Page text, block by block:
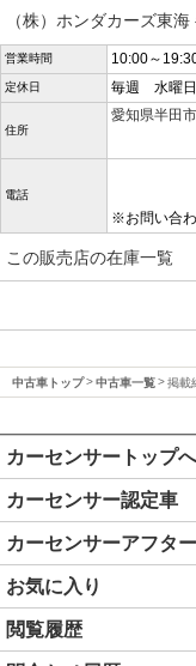
（株）ホンダカーズ東
営業時間 10:00～
定休日 毎週 水曜日
住所
愛知県半田
電話
※お問い合
この販売店の在庫一覧
中古車トップ 中古車一覧 掲載
カーセンサートップへ
カーセンサー認定車
カーセンサーアフタ
お気に入り
閲覧履歴